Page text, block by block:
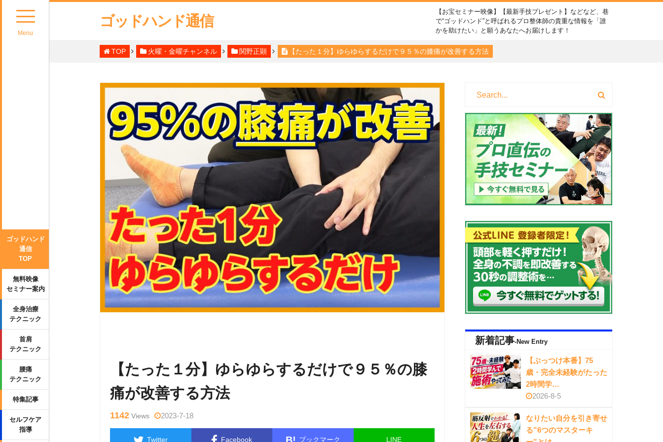
Menu
ゴッドハンド
通信
TOP
無料映像
セミナー案内
全身治療
テクニック
首肩
テクニック
腰痛
テクニック
特集記事
セルフケア
指導
ゴッドハンド通信
【お宝セミナー映像】【最新手技プレゼント】などなど、巷
で“ゴッドハンド”と呼ばれるプロ整体師の貴重な情報を「誰
かを助けたい」と願うあなたへお届けします！
TOP 火曜・金曜チャンネル 関野正顕 【たった１分】ゆらゆらするだけで９５％の膝痛が改善する方法
【たった１分】ゆらゆらするだけで９５％の膝
痛が改善する方法
1142 Views 2023-7-18
Twitter Facebook ブックマーク LINE
新着記事-New Entry
【ぶっつけ本番】75
歳・完全未経験がたった
2時間学…
2026-8-5
なりたい自分を引き寄せ
る”6つのマスターキ